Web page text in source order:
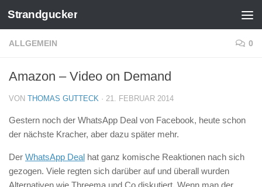
Zum Inhalt springen
Strandgucker
ALLGEMEIN 0
Amazon – Video on Demand
VON THOMAS GUTTECK · 21. FEBRUAR 2014
Gestern noch der WhatsApp Deal von Facebook, heute schon
der nächste Kracher, aber dazu später mehr.
Der WhatsApp Deal hat ganz komische Reaktionen nach sich
gezogen. Viele regten sich darüber auf und überall wurden
Alternativen wie Threema und Co diskutiert. Wenn man der